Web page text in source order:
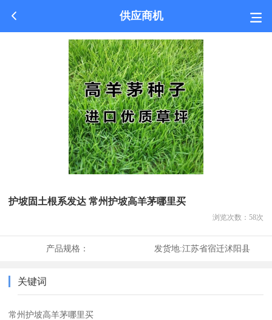
供应商机
护坡固土根系发达 常州护坡高羊茅哪里买
浏览次数： 58次
产品规格： 发货地:江苏省宿迁沭阳县
关键词
常州护坡高羊茅哪里买